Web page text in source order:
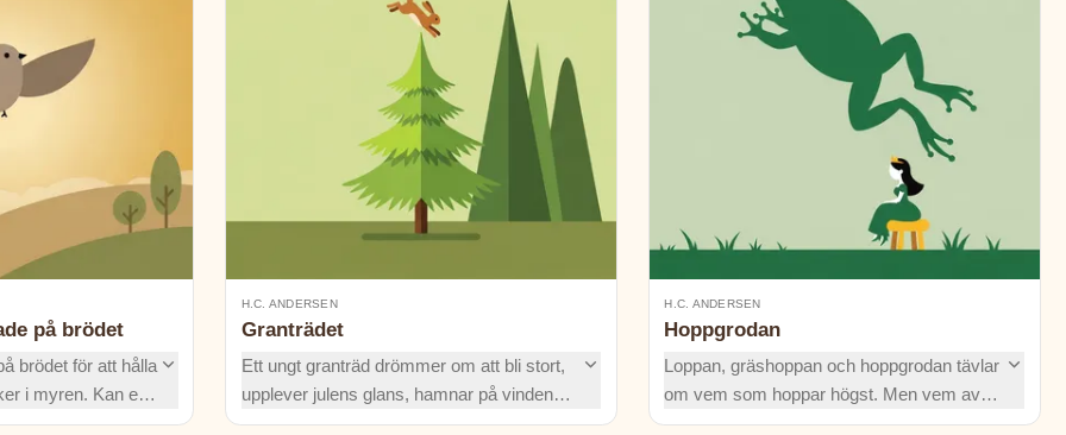
på brödet
brödet för att hålla
i myren. Kan en
en ny chans och
H.C. ANDERSEN
Granträdet
Ett ungt granträd drömmer om att bli stort,
upplever julens glans, hamnar på vinden
och får till slut lära sig vad som verkligen
H.C. ANDERSEN
Hoppgrodan
Loppan, gräshoppan och hoppgrodan tävlar
om vem som hoppar högst. Men vem av
dem vinner kungens välsignelse när loppan